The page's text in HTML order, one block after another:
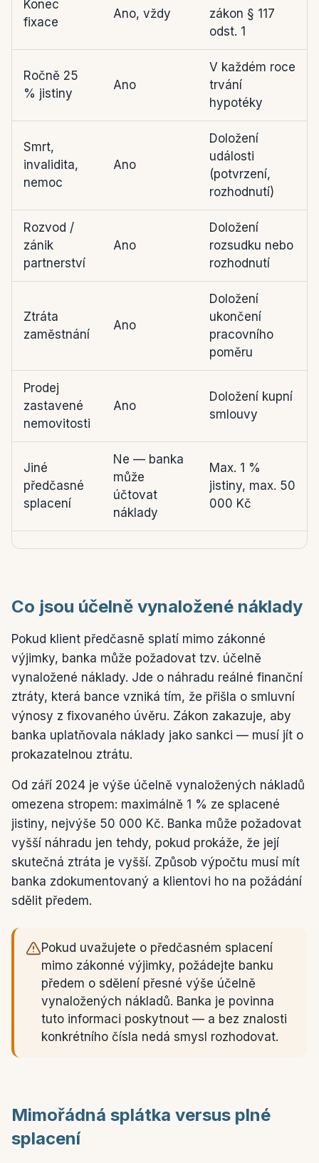
Konec
fixace
Ano, vždy
zákon § 117
odst. 1
Ročně 25
% jistiny
Ano
V každém roce
trvání
hypotéky
Smrt,
invalidita,
nemoc
Ano
Doložení
události
(potvrzení,
rozhodnutí)
Rozvod /
zánik
partnerství
Ano
Doložení
rozsudku nebo
rozhodnutí
Ztráta
zaměstnání
Ano
Doložení
ukončení
pracovního
poměru
Prodej
zastavené
nemovitosti
Ano
Doložení kupní
smlouvy
Jiné
předčasné
splacení
Ne — banka
může
účtovat
náklady
Max. 1 %
jistiny, max. 50
000 Kč
Co jsou účelně vynaložené náklady
Pokud klient předčasně splatí mimo zákonné
výjimky, banka může požadovat tzv. účelně
vynaložené náklady. Jde o náhradu reálné finanční
ztráty, která bance vzniká tím, že přišla o smluvní
výnosy z fixovaného úvěru. Zákon zakazuje, aby
banka uplatňovala náklady jako sankci — musí jít o
prokazatelnou ztrátu.
Od září 2024 je výše účelně vynaložených nákladů
omezena stropem: maximálně 1 % ze splacené
jistiny, nejvýše 50 000 Kč. Banka může požadovat
vyšší náhradu jen tehdy, pokud prokáže, že její
skutečná ztráta je vyšší. Způsob výpočtu musí mít
banka zdokumentovaný a klientovi ho na požádání
sdělit předem.
Pokud uvažujete o předčasném splacení
mimo zákonné výjimky, požádejte banku
předem o sdělení přesné výše účelně
vynaložených nákladů. Banka je povinna
tuto informaci poskytnout — a bez znalosti
konkrétního čísla nedá smysl rozhodovat.
Mimořádná splátka versus plné
splacení